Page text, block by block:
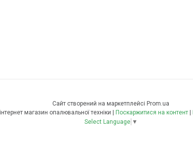
Сайт створений на маркетплейсі Prom.ua
Поскаржитися на контент
Select Language ▼